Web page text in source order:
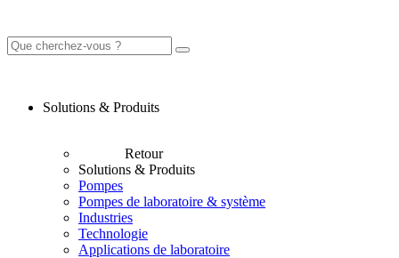
Solutions & Produits
Retour
Solutions & Produits
Pompes
Pompes de laboratoire & système
Industries
Technologie
Applications de laboratoire